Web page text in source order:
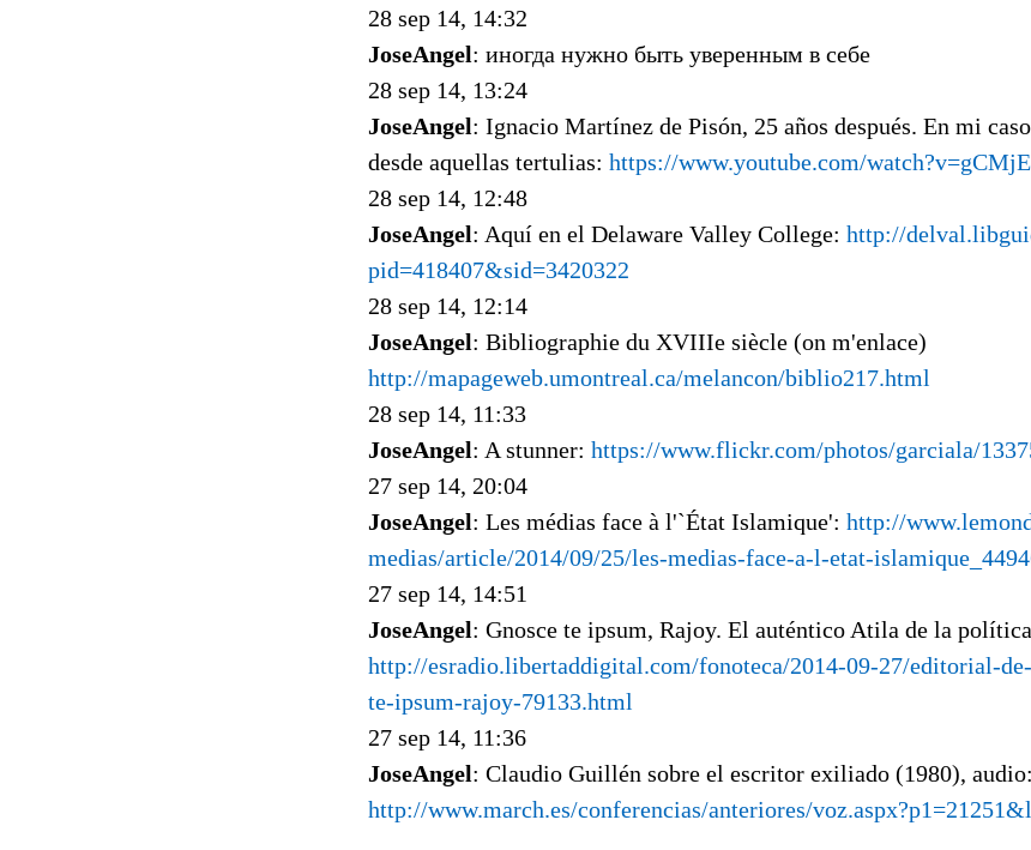
28 sep 14, 14:32
JoseAngel: иногда нужно быть уверенным в себе
28 sep 14, 13:24
JoseAngel: Ignacio Martínez de Pisón, 25 años después. En mi
desde aquellas tertulias: https://www.youtube.com/
28 sep 14, 12:48
JoseAngel: Aquí en el Delaware Valley College: http://
pid=418407&sid=3420322
28 sep 14, 12:14
JoseAngel: Bibliographie du XVIIIe siècle (on m'enlace)
http://mapageweb.umontreal.ca/melancon/biblio217.html
28 sep 14, 11:33
JoseAngel: A stunner: https://www.flickr.com/photos/garciala/
27 sep 14, 20:04
JoseAngel: Les médias face à l'`État Islamique': http://
medias/article/2014/09/25/les-medias-face-a-l-etat-
27 sep 14, 14:51
JoseAngel: Gnosce te ipsum, Rajoy. El auténtico Atila de la política
http://esradio.libertaddigital.com/fonoteca/2014-09-27/editorial-
te-ipsum-rajoy-79133.html
27 sep 14, 11:36
JoseAngel: Claudio Guillén sobre el escritor exiliado (1980), audio:
http://www.march.es/conferencias/anteriores/